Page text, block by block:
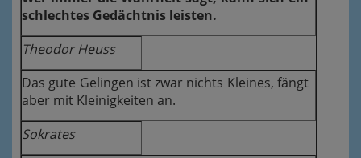
schlechtes Gedächtnis leisten.
Theodor Heuss
Das gute Gelingen ist zwar nichts Kleines, fängt
aber mit Kleinigkeiten an.
Sokrates